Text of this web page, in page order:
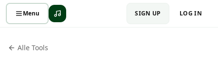
Menu SIGN UP LOG IN
Alle Tools